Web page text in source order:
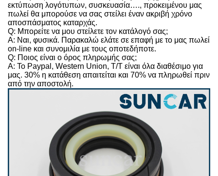
εκτύπωση λογότυπων, συσκευασία…., προκειμένου μας
πωλεί θα μπορούσε να σας στείλει έναν ακριβή χρόνο
αποσπάσματος καταρχάς.
Q: Μπορείτε να μου στείλετε τον κατάλογό σας;
Α: Ναι, φυσικά. Παρακαλώ ελάτε σε επαφή με το μας πωλεί
on-line και συνομιλία με τους οποτεδήποτε.
Q: Ποιος είναι ο όρος πληρωμής σας;
Α: Το Paypal, Western Union, T/T είναι όλα διαθέσιμο για
μας. 30% η κατάθεση απαιτείται και 70% να πληρωθεί πριν
από την αποστολή.